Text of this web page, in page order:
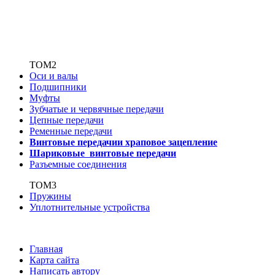
ТОМ2
Оси и валы
Подшипники
Муфты
Зубчатые и червячные передачи
Цепные передачи
Ременные передачи
Винтовые передачии храповое зацепление
Шариковые винтовые передачи
Разъемные соединения
ТОМ3
Пружины
Уплотнительные устройства
Главная
Карта сайта
Написать автору